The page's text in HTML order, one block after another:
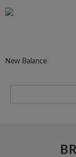
New Balance